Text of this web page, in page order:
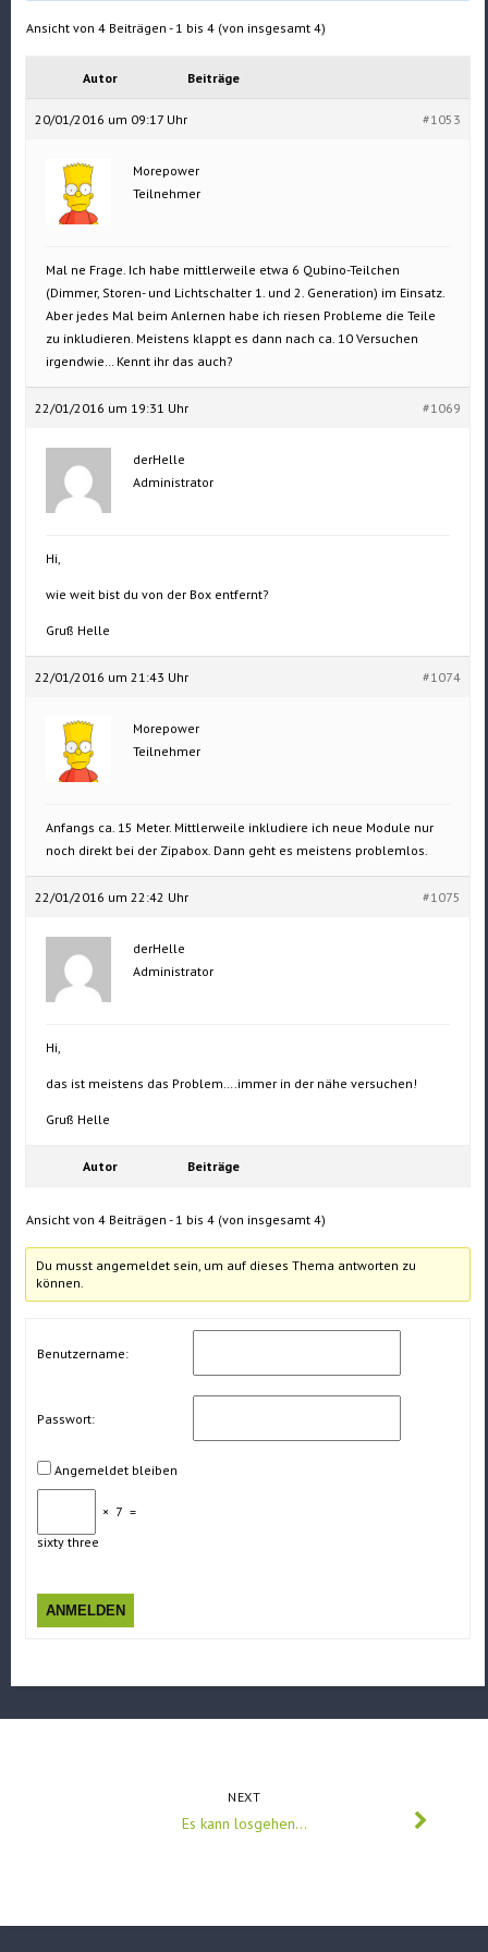
Ansicht von 4 Beiträgen - 1 bis 4 (von insgesamt 4)
Autor Beiträge
20/01/2016 um 09:17 Uhr #1053
Morepower
Teilnehmer
Mal ne Frage. Ich habe mittlerweile etwa 6 Qubino-Teilchen
(Dimmer, Storen- und Lichtschalter 1. und 2. Generation) im Einsatz.
Aber jedes Mal beim Anlernen habe ich riesen Probleme die Teile
zu inkludieren. Meistens klappt es dann nach ca. 10 Versuchen
irgendwie… Kennt ihr das auch?
22/01/2016 um 19:31 Uhr #1069
derHelle
Administrator
Hi,
wie weit bist du von der Box entfernt?
Gruß Helle
22/01/2016 um 21:43 Uhr #1074
Morepower
Teilnehmer
Anfangs ca. 15 Meter. Mittlerweile inkludiere ich neue Module nur
noch direkt bei der Zipabox. Dann geht es meistens problemlos.
22/01/2016 um 22:42 Uhr #1075
derHelle
Administrator
Hi,
das ist meistens das Problem….immer in der nähe versuchen!
Gruß Helle
Autor Beiträge
Ansicht von 4 Beiträgen - 1 bis 4 (von insgesamt 4)
Du musst angemeldet sein, um auf dieses Thema antworten zu
können.
Benutzername:
Passwort:
Angemeldet bleiben
× 7 =
sixty three
ANMELDEN
NEXT
Es kann losgehen…